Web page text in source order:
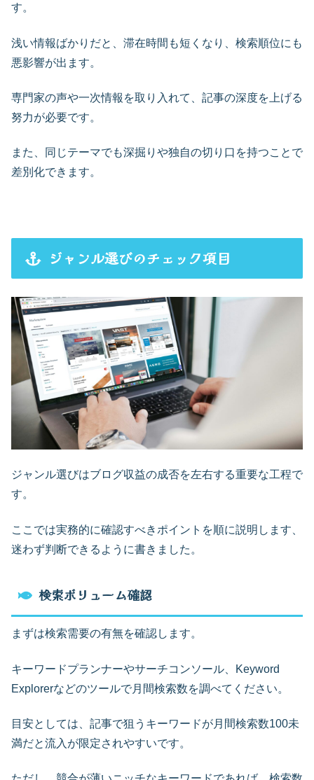
す。
浅い情報ばかりだと、滞在時間も短くなり、検索順位にも
悪影響が出ます。
専門家の声や一次情報を取り入れて、記事の深度を上げる
努力が必要です。
また、同じテーマでも深掘りや独自の切り口を持つことで
差別化できます。
ジャンル選びのチェック項目
ジャンル選びはブログ収益の成否を左右する重要な工程で
す。
ここでは実務的に確認すべきポイントを順に説明します、
迷わず判断できるように書きました。
検索ボリューム確認
まずは検索需要の有無を確認します。
キーワードプランナーやサーチコンソール、Keyword
Explorerなどのツールで月間検索数を調べてください。
目安としては、記事で狙うキーワードが月間検索数100未
満だと流入が限定されやすいです。